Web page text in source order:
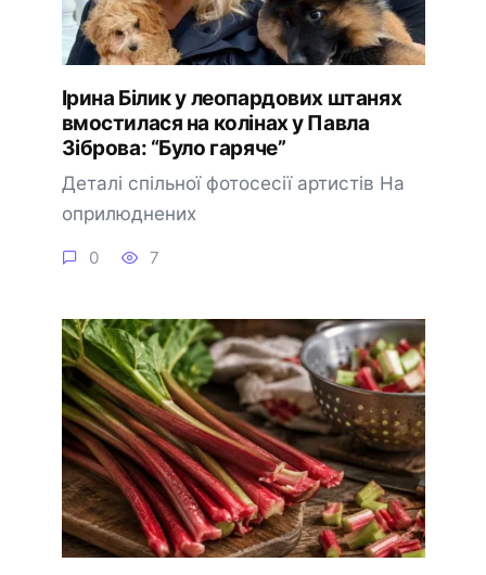
Ірина Білик у леопардових штанях
вмостилася на колінах у Павла
Зіброва: “Було гаряче”
Деталі спільної фотосесії артистів На
оприлюднених
0 7